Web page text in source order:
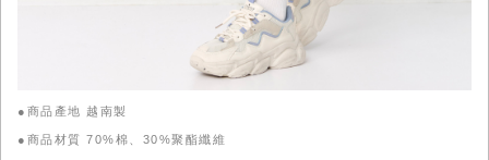
●商品產地 越南製
●商品材質 70%棉、30%聚酯纖維